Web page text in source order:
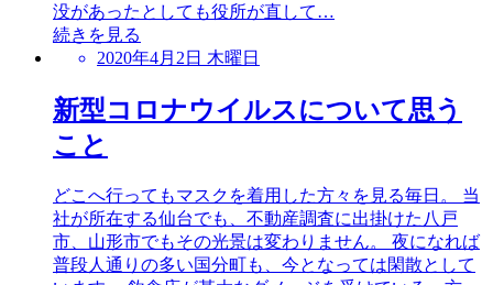
没があったとしても役所が直して…
続きを見る
2020年4月2日 木曜日
新型コロナウイルスについて思う
こと
どこへ行ってもマスクを着用した方々を見る毎日。 当
社が所在する仙台でも、不動産調査に出掛けた八戸
市、山形市でもその光景は変わりません。 夜になれば
普段人通りの多い国分町も、今となっては閑散として